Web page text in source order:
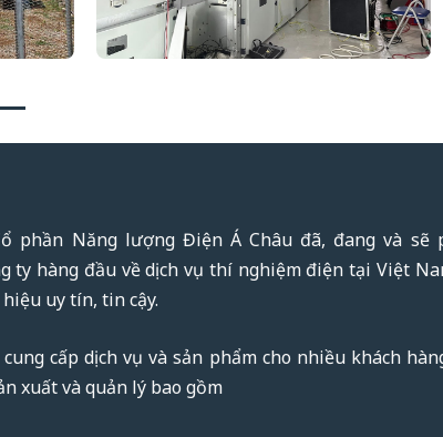
phần Năng lượng Điện Á Châu đã, đang và sẽ
ty hàng đầu về dịch vụ thí nghiệm điện tại Việt
uy tín, tin cậy.
cấp dịch vụ và sản phẩm cho nhiều khách
xuất và quản lý bao gồm